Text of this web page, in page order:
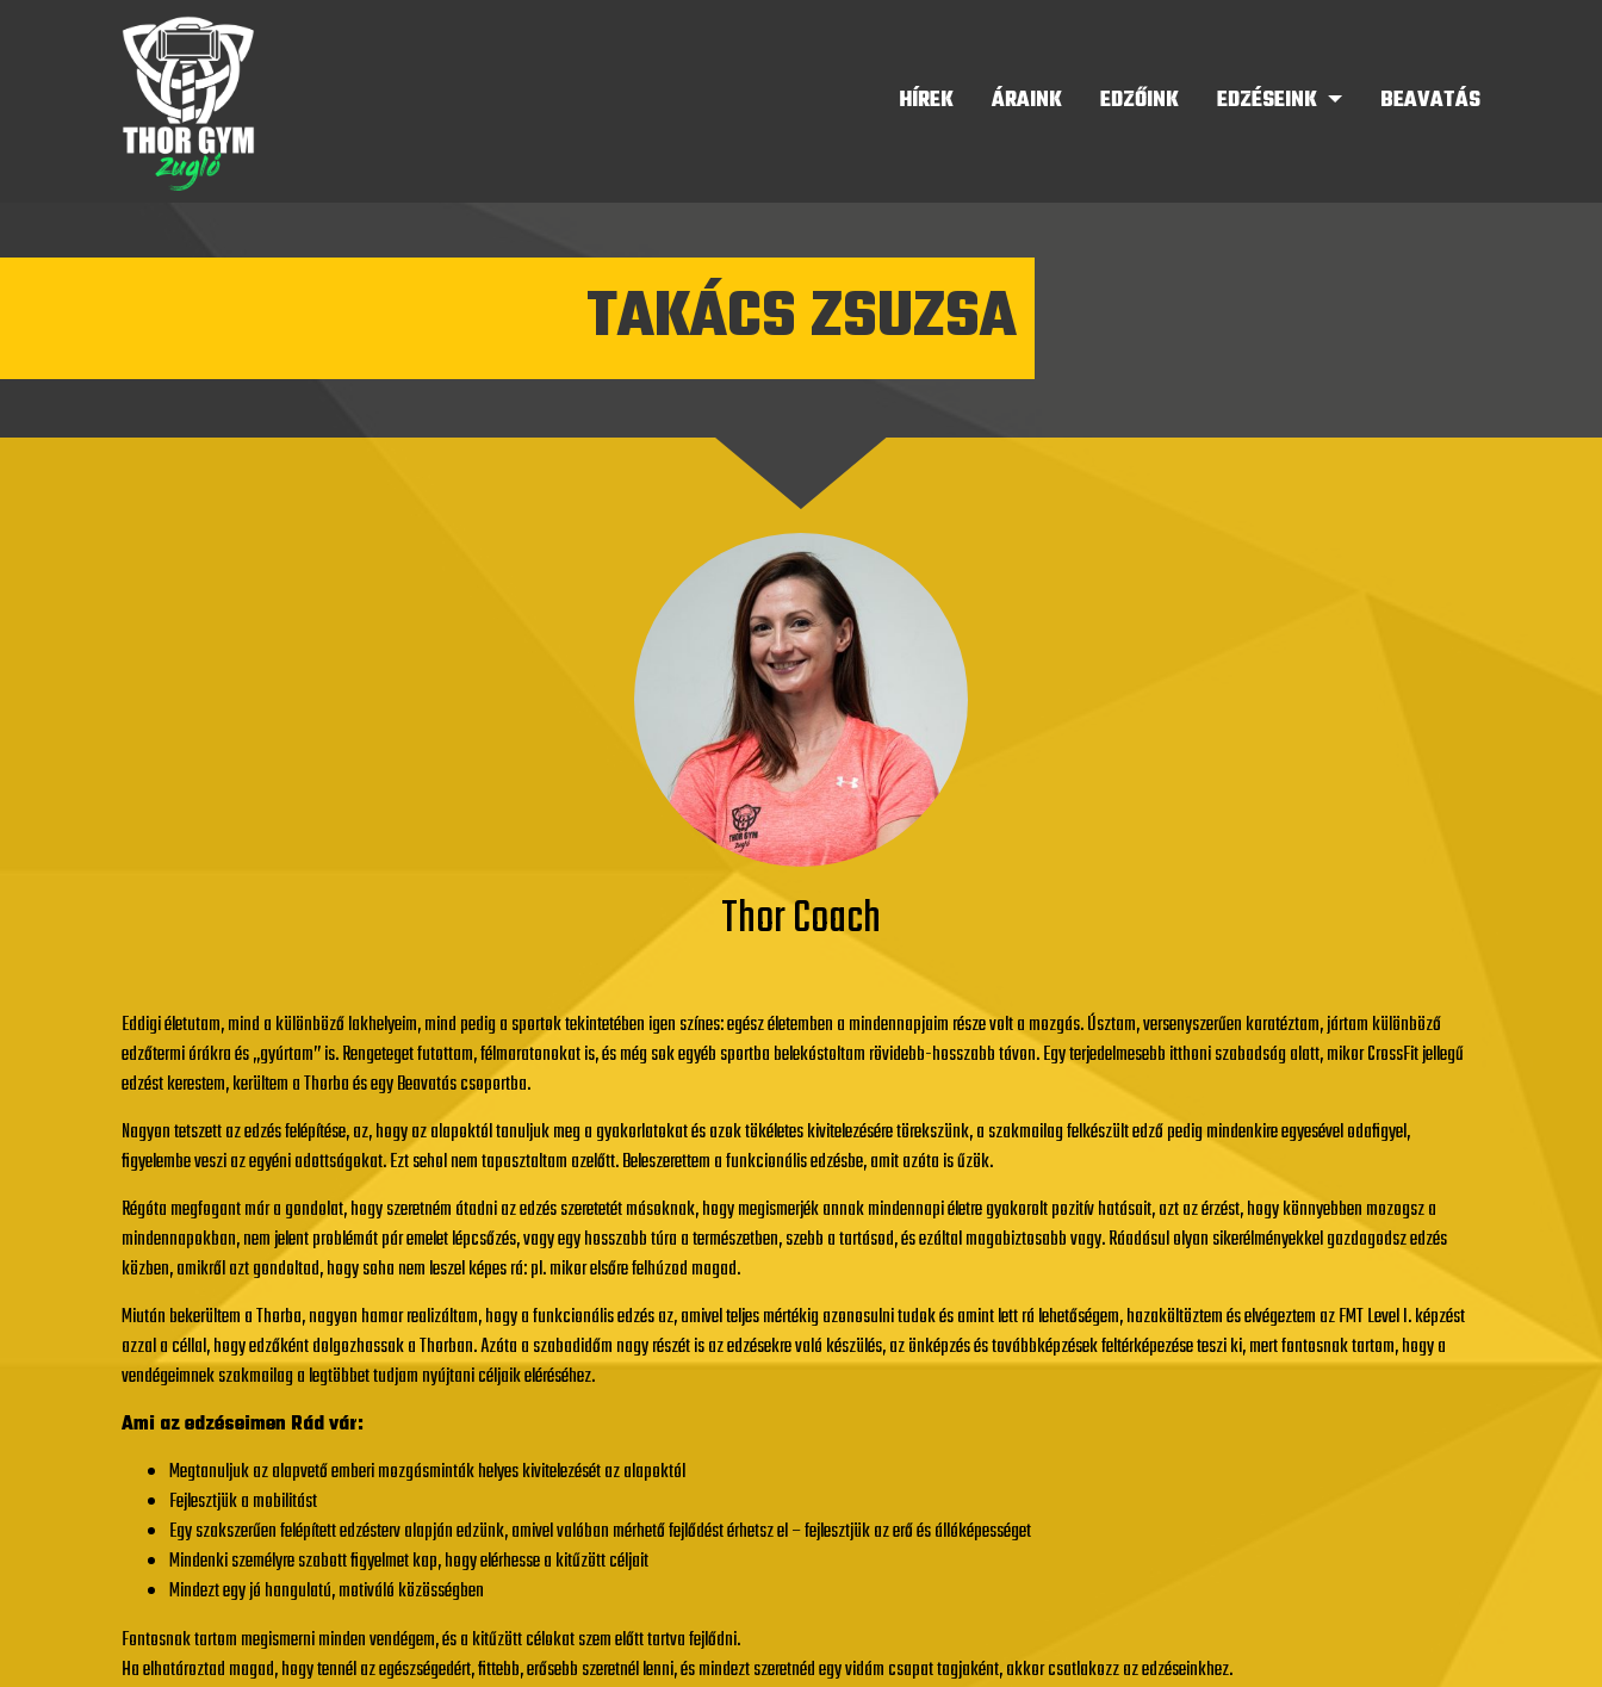
HÍREK ÁRAINK EDZŐINK EDZÉSEINK BEAVATÁS
TAKÁCS ZSUZSA
Thor Coach
Eddigi életutam, mind a különböző lakhelyeim, mind pedig a sportok tekintetében igen színes: egész életemben a mindennapjaim része volt a mozgás. Úsztam, versenyszerűen karatéztam, jártam különböző
edzőtermi órákra és „gyúrtam” is. Rengeteget futottam, félmaratonokat is, és még sok egyéb sportba belekóstoltam rövidebb-hosszabb távon. Egy terjedelmesebb itthoni szabadság alatt, mikor CrossFit jellegű
edzést kerestem, kerültem a Thorba és egy Beavatás csoportba.
Nagyon tetszett az edzés felépítése, az, hogy az alapoktól tanuljuk meg a gyakorlatokat és azok tökéletes kivitelezésére törekszünk, a szakmailag felkészült edző pedig mindenkire egyesével odafigyel,
figyelembe veszi az egyéni adottságokat. Ezt sehol nem tapasztaltam azelőtt. Beleszerettem a funkcionális edzésbe, amit azóta is űzök.
Régóta megfogant már a gondolat, hogy szeretném átadni az edzés szeretetét másoknak, hogy megismerjék annak mindennapi életre gyakorolt pozitív hatásait, azt az érzést, hogy könnyebben mozogsz a
mindennapokban, nem jelent problémát pár emelet lépcsőzés, vagy egy hosszabb túra a természetben, szebb a tartásod, és ezáltal magabiztosabb vagy. Ráadásul olyan sikerélményekkel gazdagodsz edzés
közben, amikről azt gondoltad, hogy soha nem leszel képes rá: pl. mikor elsőre felhúzod magad.
Miután bekerültem a Thorba, nagyon hamar realizáltam, hogy a funkcionális edzés az, amivel teljes mértékig azonosulni tudok és amint lett rá lehetőségem, hazaköltöztem és elvégeztem az FMT Level I. képzést
azzal a céllal, hogy edzőként dolgozhassak a Thorban. Azóta a szabadidőm nagy részét is az edzésekre való készülés, az önképzés és továbbképzések feltérképezése teszi ki, mert fontosnak tartom, hogy a
vendégeimnek szakmailag a legtöbbet tudjam nyújtani céljaik eléréséhez.
Ami az edzéseimen Rád vár:
Megtanuljuk az alapvető emberi mozgásminták helyes kivitelezését az alapoktól
Fejlesztjük a mobilitást
Egy szakszerűen felépített edzésterv alapján edzünk, amivel valóban mérhető fejlődést érhetsz el – fejlesztjük az erő és állóképességet
Mindenki személyre szabott figyelmet kap, hogy elérhesse a kitűzött céljait
Mindezt egy jó hangulatú, motiváló közösségben
Fontosnak tartom megismerni minden vendégem, és a kitűzött célokat szem előtt tartva fejlődni.
Ha elhatároztad magad, hogy tennél az egészségedért, fittebb, erősebb szeretnél lenni, és mindezt szeretnéd egy vidám csapat tagjaként, akkor csatlakozz az edzéseinkhez.